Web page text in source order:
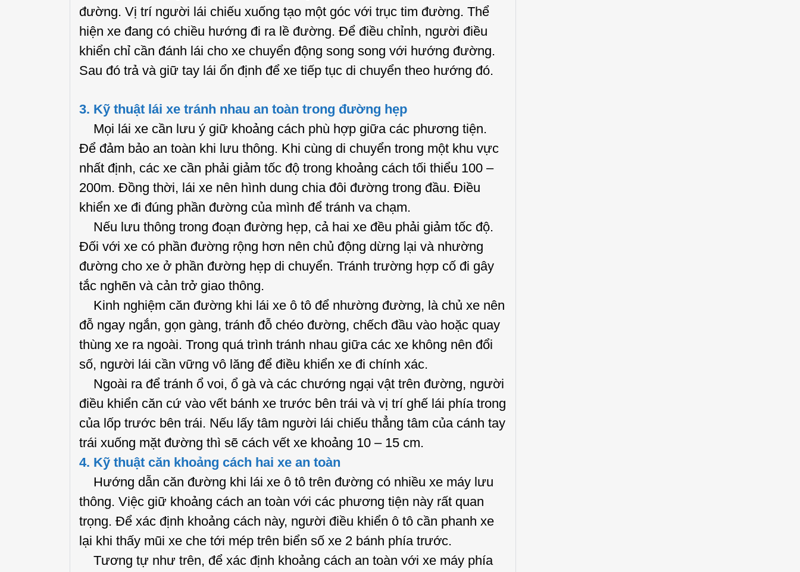
đường. Vị trí người lái chiếu xuống tạo một góc với trục tim đường. Thể
hiện xe đang có chiều hướng đi ra lề đường. Để điều chỉnh, người điều
khiển chỉ cần đánh lái cho xe chuyển động song song với hướng đường.
Sau đó trả và giữ tay lái ổn định để xe tiếp tục di chuyển theo hướng đó.
3. Kỹ thuật lái xe tránh nhau an toàn trong đường hẹp
Mọi lái xe cần lưu ý giữ khoảng cách phù hợp giữa các phương tiện.
Để đảm bảo an toàn khi lưu thông. Khi cùng di chuyển trong một khu vực
nhất định, các xe cần phải giảm tốc độ trong khoảng cách tối thiểu 100 –
200m. Đồng thời, lái xe nên hình dung chia đôi đường trong đầu. Điều
khiển xe đi đúng phần đường của mình để tránh va chạm.
Nếu lưu thông trong đoạn đường hẹp, cả hai xe đều phải giảm tốc độ.
Đối với xe có phần đường rộng hơn nên chủ động dừng lại và nhường
đường cho xe ở phần đường hẹp di chuyển. Tránh trường hợp cố đi gây
tắc nghẽn và cản trở giao thông.
Kinh nghiệm căn đường khi lái xe ô tô để nhường đường, là chủ xe nên
đỗ ngay ngắn, gọn gàng, tránh đỗ chéo đường, chếch đầu vào hoặc quay
thùng xe ra ngoài. Trong quá trình tránh nhau giữa các xe không nên đổi
số, người lái cần vững vô lăng để điều khiển xe đi chính xác.
Ngoài ra để tránh ổ voi, ổ gà và các chướng ngại vật trên đường, người
điều khiển căn cứ vào vết bánh xe trước bên trái và vị trí ghế lái phía trong
của lốp trước bên trái. Nếu lấy tâm người lái chiếu thẳng tâm của cánh tay
trái xuống mặt đường thì sẽ cách vết xe khoảng 10 – 15 cm.
4. Kỹ thuật căn khoảng cách hai xe an toàn
Hướng dẫn căn đường khi lái xe ô tô trên đường có nhiều xe máy lưu
thông. Việc giữ khoảng cách an toàn với các phương tiện này rất quan
trọng. Để xác định khoảng cách này, người điều khiển ô tô cần phanh xe
lại khi thấy mũi xe che tới mép trên biển số xe 2 bánh phía trước.
Tương tự như trên, để xác định khoảng cách an toàn với xe máy phía